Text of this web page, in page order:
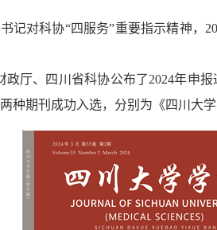
记对科协“四服务”重要指示精神，
政厅、四川省科协公布了2024年申报
种期刊成功入选，分别为《四川大